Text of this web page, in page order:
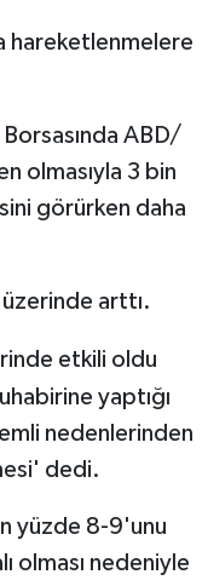
hareketlenmelere
ABD/
olmasıyla 3 bin
görürken daha
arttı.
etkili oldu
yaptığı
nedenlerinden
dedi.
yüzde 8-9'unu
olması nedeniyle